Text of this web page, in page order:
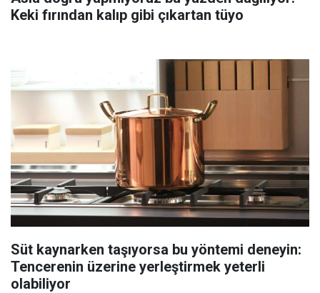
Keki fırından kalıp gibi çıkartan tüyo
Süt kaynarken taşıyorsa bu yöntemi deneyin:
Tencerenin üzerine yerleştirmek yeterli
olabiliyor